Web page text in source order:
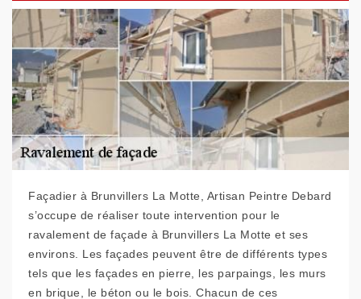
Façadier à Brunvillers La Motte, Artisan Peintre Debard
s’occupe de réaliser toute intervention pour le
ravalement de façade à Brunvillers La Motte et ses
environs. Les façades peuvent être de différents types
tels que les façades en pierre, les parpaings, les murs
en brique, le béton ou le bois. Chacun de ces